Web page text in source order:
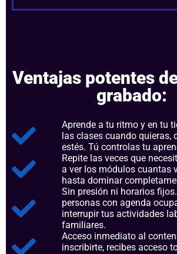
Ventajas potentes
grabado:
Aprende a tu ritmo y en tu
las clases cuando quieras,
estés. Tú controlas tu
Repite las veces que
a ver los módulos cuantas
hasta dominar
Sin presión ni horarios
personas con agenda
interrupir tus actividades
familiares.
Acceso inmediato al
inscribirte, recibes acceso